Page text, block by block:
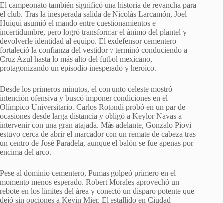
El campeonato también significó una historia de revancha para
el club. Tras la inesperada salida de Nicolás Larcamón, Joel
Huiqui asumió el mando entre cuestionamientos e
incertidumbre, pero logró transformar el ánimo del plantel y
devolverle identidad al equipo. El exdefensor cementero
fortaleció la confianza del vestidor y terminó conduciendo a
Cruz Azul hasta lo más alto del futbol mexicano,
protagonizando un episodio inesperado y heroico.
Desde los primeros minutos, el conjunto celeste mostró
intención ofensiva y buscó imponer condiciones en el
Olímpico Universitario. Carlos Rotondi probó en un par de
ocasiones desde larga distancia y obligó a Keylor Navas a
intervenir con una gran atajada. Más adelante, Gonzalo Piovi
estuvo cerca de abrir el marcador con un remate de cabeza tras
un centro de José Paradela, aunque el balón se fue apenas por
encima del arco.
Pese al dominio cementero, Pumas golpeó primero en el
momento menos esperado. Robert Morales aprovechó un
rebote en los límites del área y conectó un disparo potente que
dejó sin opciones a Kevin Mier. El estallido en Ciudad